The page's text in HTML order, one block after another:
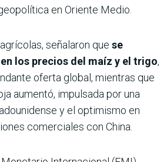
en Oriente Medio.
señalaron que se
los precios del maíz y el trigo,
oferta global, mientras que
aumentó, impulsada por una
y el optimismo en
comerciales con China.